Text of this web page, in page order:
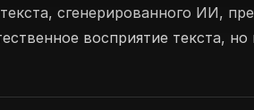
сгенерированного ИИ,
восприятие текста, но